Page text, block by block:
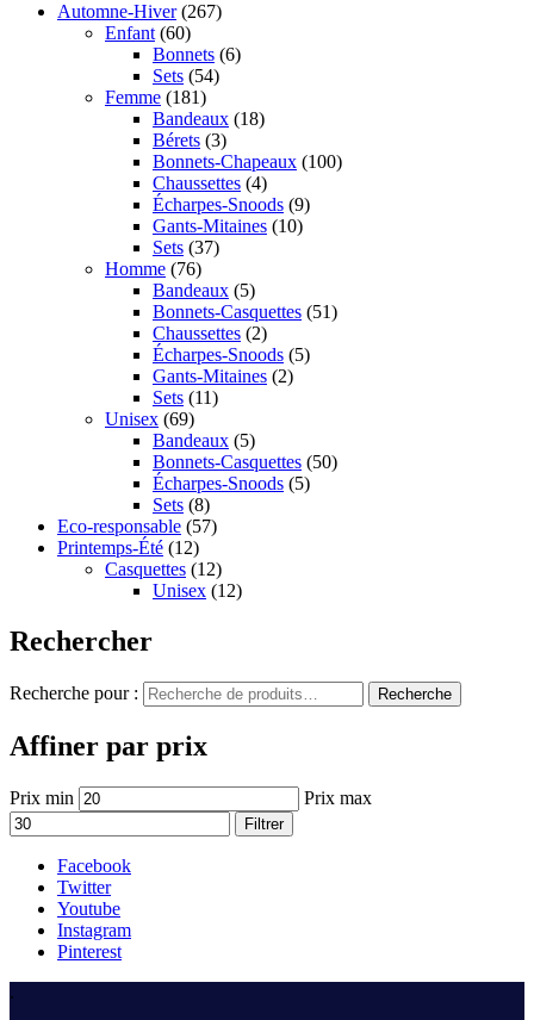
Automne-Hiver (267)
Enfant (60)
Bonnets (6)
Sets (54)
Femme (181)
Bandeaux (18)
Bérets (3)
Bonnets-Chapeaux (100)
Chaussettes (4)
Écharpes-Snoods (9)
Gants-Mitaines (10)
Sets (37)
Homme (76)
Bandeaux (5)
Bonnets-Casquettes (51)
Chaussettes (2)
Écharpes-Snoods (5)
Gants-Mitaines (2)
Sets (11)
Unisex (69)
Bandeaux (5)
Bonnets-Casquettes (50)
Écharpes-Snoods (5)
Sets (8)
Eco-responsable (57)
Printemps-Été (12)
Casquettes (12)
Unisex (12)
Rechercher
Recherche pour : Recherche
Affiner par prix
Prix min Prix max
Filtrer
Facebook
Twitter
Youtube
Instagram
Pinterest
.